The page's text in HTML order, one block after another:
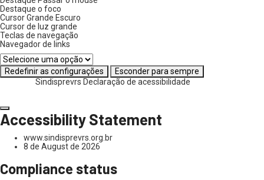
Destaque o foco
Cursor Grande Escuro
Cursor de luz grande
Teclas de navegação
Navegador de links
Redefinir as configurações
Esconder para sempre
Sindisprevrs Declaração de acessibilidade
Accessibility Statement
www.sindisprevrs.org.br
8 de August de 2026
Compliance status